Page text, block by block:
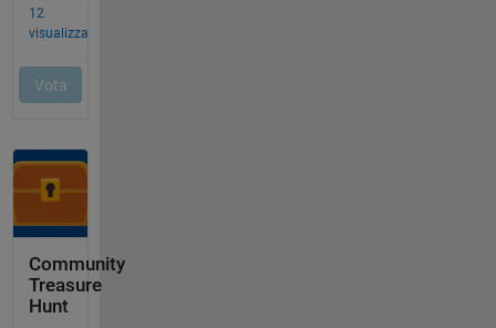
Community
Treasure
Hunt